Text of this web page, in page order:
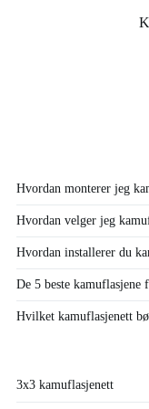
Hvordan monterer jeg
Hvordan velger jeg
Hvordan installerer du
De 5 beste
Hvilket kamuflasjenett
3x3 kamuflasjenett